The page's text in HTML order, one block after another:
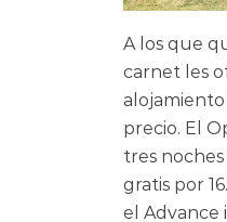
A los que
carnet les
precio. El
tres
gratis por
el Advance